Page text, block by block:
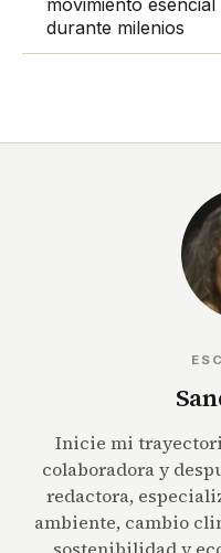
durante milenios
Inicie mi
colaboradora y
redactora,
ambiente, cambio